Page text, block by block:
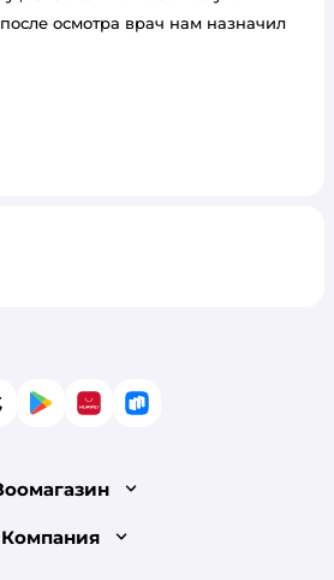
после осмотра врач нам назначил
Store
Google Play
AppGallery
RuStore
Лицензия
Компания